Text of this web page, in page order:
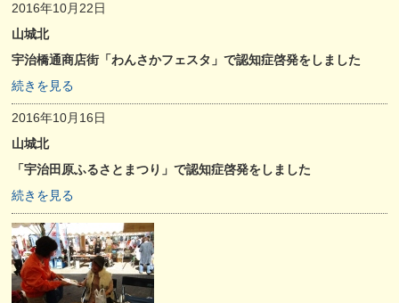
2016年10月22日
山城北
宇治橋通商店街「わんさかフェスタ」で認知症啓発をしました
続きを見る
2016年10月16日
山城北
「宇治田原ふるさとまつり」で認知症啓発をしました
続きを見る